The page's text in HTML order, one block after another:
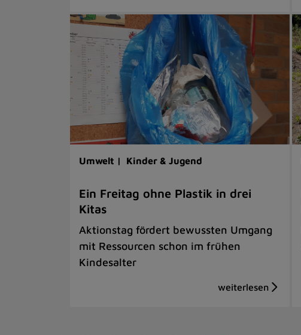
Umwelt | Kinder & Jugend
Ein Freitag ohne Plastik in drei
Kitas
Aktionstag fördert bewussten Umgang
mit Ressourcen schon im frühen
Kindesalter